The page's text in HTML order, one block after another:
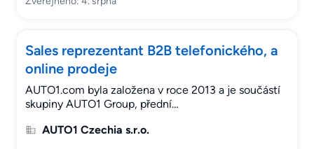
Sales reprezentant B2B telefonického, a
online prodeje
AUTO1.com byla založena v roce 2013 a je součástí
skupiny AUTO1 Group, přední…
AUTO1 Czechia s.r.o.